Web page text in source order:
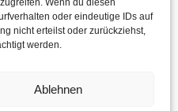
Wenn du diesen
oder eindeutige IDs auf
nicht erteilst oder zurückziehst,
werden.
Ablehnen